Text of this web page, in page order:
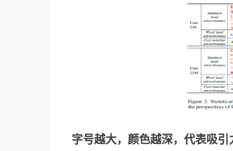
字号越大，颜色越深，代表吸引